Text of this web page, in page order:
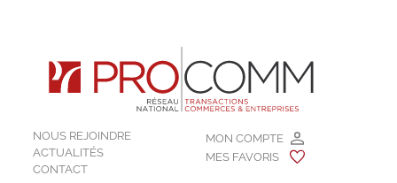
MON COMPTE
MES FAVORIS
NOUS REJOINDRE
ACTUALITÉS
CONTACT